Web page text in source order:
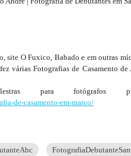
O Fuxico, Babado e em outras
várias Fotografias de Casamento
para fotógrafos
de-casamento-em-marco/